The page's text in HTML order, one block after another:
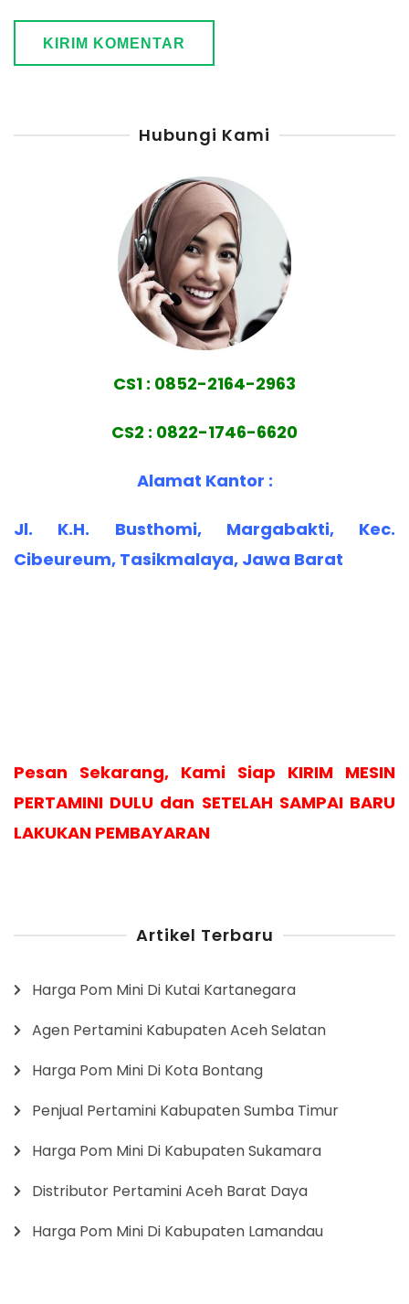
Hubungi Kami
CS1 : 0852-2164-2963
CS2 : 0822-1746-6620
Alamat Kantor :
Jl. K.H. Busthomi, Margabakti, Kec.
Cibeureum, Tasikmalaya, Jawa Barat
Pesan Sekarang, Kami Siap KIRIM MESIN
PERTAMINI DULU dan SETELAH SAMPAI BARU
LAKUKAN PEMBAYARAN
Artikel Terbaru
Harga Pom Mini Di Kutai Kartanegara
Agen Pertamini Kabupaten Aceh Selatan
Harga Pom Mini Di Kota Bontang
Penjual Pertamini Kabupaten Sumba Timur
Harga Pom Mini Di Kabupaten Sukamara
Distributor Pertamini Aceh Barat Daya
Harga Pom Mini Di Kabupaten Lamandau